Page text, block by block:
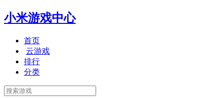
小米游戏中心
首页
云游戏
排行
分类